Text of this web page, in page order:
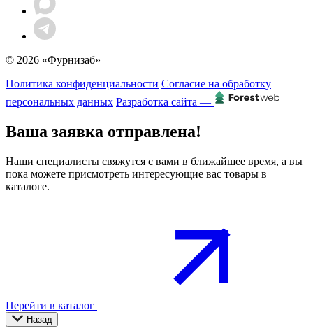
© 2026 «Фурнизаб»
Политика конфиденциальности Согласие на обработку
персональных данных Разработка сайта —
Ваша заявка отправлена!
Наши специалисты свяжутся с вами в ближайшее время, а вы
пока можете присмотреть интересующие вас товары в
каталоге.
Перейти в каталог
Назад